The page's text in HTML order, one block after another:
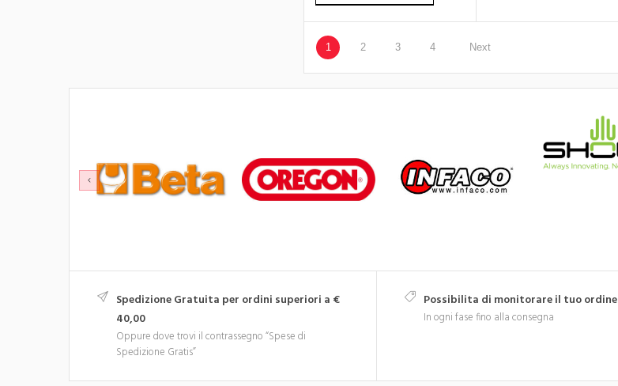
1 2 3 4 Next
Spedizione Gratuita per ordini superiori a €
40,00
Oppure dove trovi il contrassegno “Spese di
Spedizione Gratis”
Possibilita di monitorare il tuo ordine
In ogni fase fino alla consegna